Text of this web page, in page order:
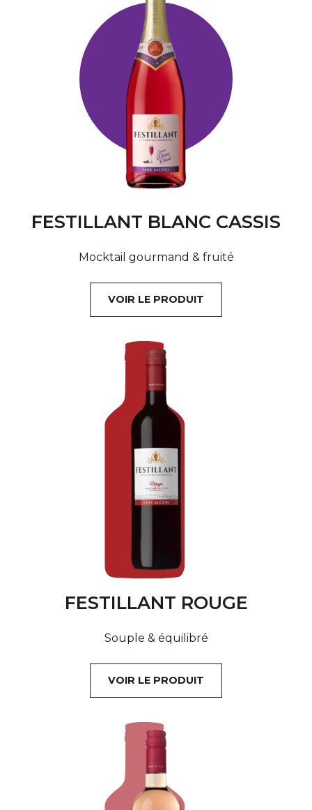
FESTILLANT BLANC CASSIS
Mocktail gourmand & fruité
VOIR LE PRODUIT
FESTILLANT ROUGE
Souple & équilibré
VOIR LE PRODUIT